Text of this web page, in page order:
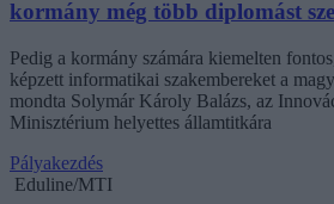
kormány még több diplomást
Pedig a kormány számára kiemelten
képzett informatikai szakembereket a
mondta Solymár Károly Balázs, az
Minisztérium helyettes államtitkára
Pályakezdés
Eduline/MTI